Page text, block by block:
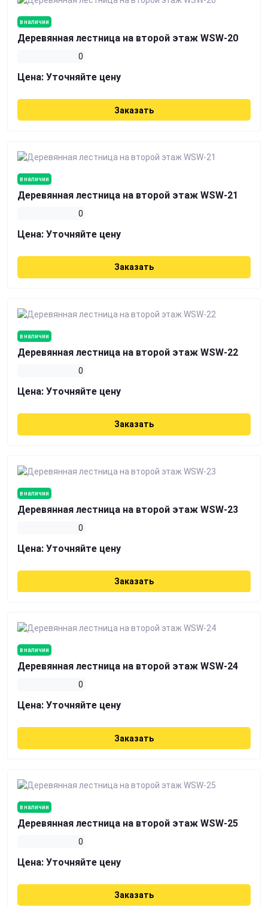
в наличии
Деревянная лестница на второй этаж WSW-20
0
Цена: Уточняйте цену
Заказать
в наличии
Деревянная лестница на второй этаж WSW-21
0
Цена: Уточняйте цену
Заказать
в наличии
Деревянная лестница на второй этаж WSW-22
0
Цена: Уточняйте цену
Заказать
в наличии
Деревянная лестница на второй этаж WSW-23
0
Цена: Уточняйте цену
Заказать
в наличии
Деревянная лестница на второй этаж WSW-24
0
Цена: Уточняйте цену
Заказать
в наличии
Деревянная лестница на второй этаж WSW-25
0
Цена: Уточняйте цену
Заказать